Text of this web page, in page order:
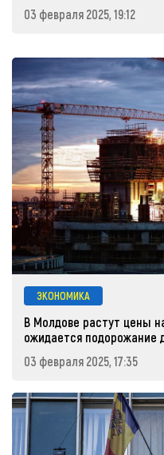
03 февраля 2025, 19:12
ЭКОНОМИКА
В Молдове растут цены
ожидается подорожание
03 февраля 2025, 17:35